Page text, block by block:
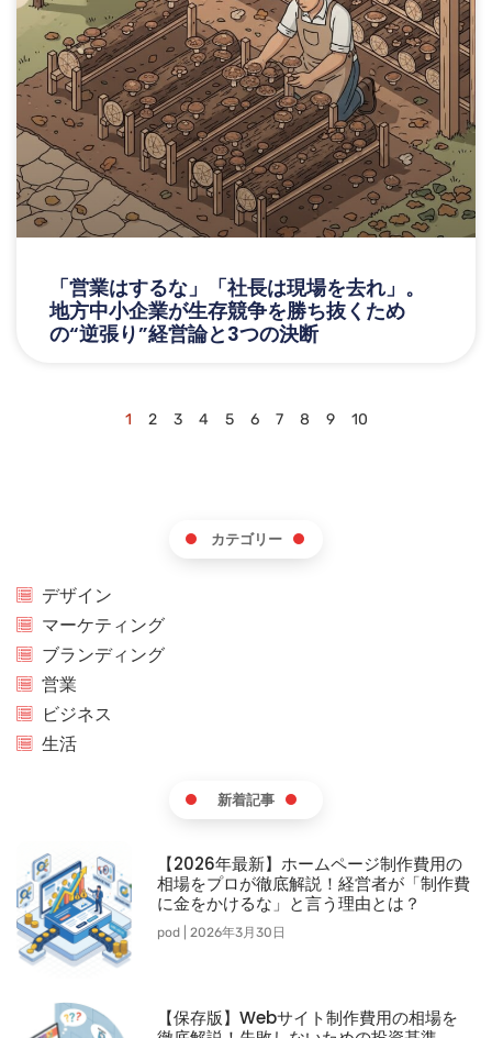
「営業はするな」「社長は現場を去れ」。
地方中小企業が生存競争を勝ち抜くため
の“逆張り”経営論と3つの決断
1 2 3 4 5 6 7 8 9 10
カテゴリー
デザイン
マーケティング
ブランディング
営業
ビジネス
生活
新着記事
【2026年最新】ホームページ制作費用の
相場をプロが徹底解説！経営者が「制作費
に金をかけるな」と言う理由とは？
pod 2026年3月30日
【保存版】Webサイト制作費用の相場を